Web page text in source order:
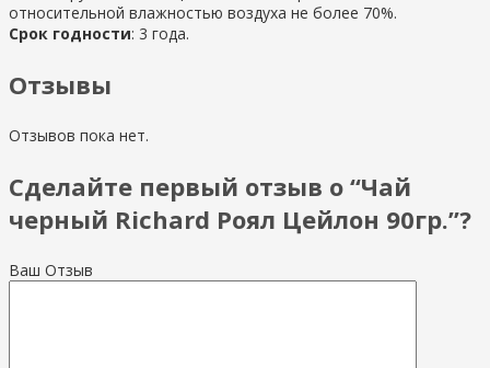
относительной влажностью воздуха не более 70%.
Срок годности: 3 года.
Отзывы
Отзывов пока нет.
Сделайте первый отзыв о “Чай
черный Richard Роял Цейлон 90гр.”?
Ваш Отзыв